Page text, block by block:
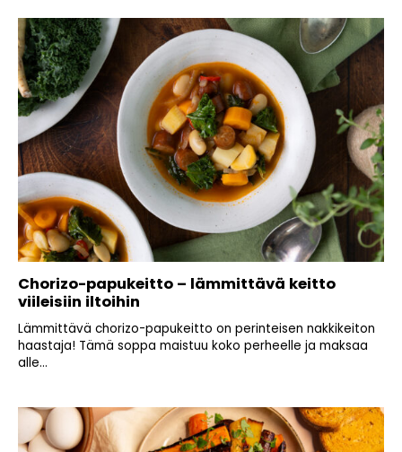
Chorizo-papukeitto – lämmittävä keitto
viileisiin iltoihin
Lämmittävä chorizo-papukeitto on perinteisen nakkikeiton
haastaja! Tämä soppa maistuu koko perheelle ja maksaa
alle...